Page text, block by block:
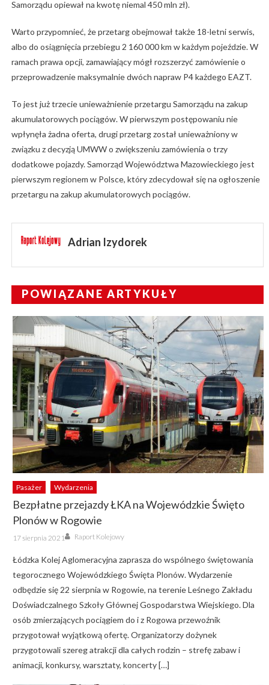
Samorządu opiewał na kwotę niemal 450 mln zł).
Warto przypomnieć, że przetarg obejmował także 18-letni serwis,
albo do osiągnięcia przebiegu 2 160 000 km w każdym pojeździe. W
ramach prawa opcji, zamawiający mógł rozszerzyć zamówienie o
przeprowadzenie maksymalnie dwóch napraw P4 każdego EAZT.
To jest już trzecie unieważnienie przetargu Samorządu na zakup
akumulatorowych pociągów. W pierwszym postępowaniu nie
wpłynęła żadna oferta, drugi przetarg został unieważniony w
związku z decyzją UMWW o zwiększeniu zamówienia o trzy
dodatkowe pojazdy. Samorząd Województwa Mazowieckiego jest
pierwszym regionem w Polsce, który zdecydował się na ogłoszenie
przetargu na zakup akumulatorowych pociągów.
Adrian Izydorek
POWIĄZANE ARTYKUŁY
Pasażer Wydarzenia
Bezpłatne przejazdy ŁKA na Wojewódzkie Święto
Plonów w Rogowie
Posted
on
17 sierpnia 2021 Author
Raport Kolejowy
Łódzka Kolej Aglomeracyjna zaprasza do wspólnego świętowania
tegorocznego Wojewódzkiego Święta Plonów. Wydarzenie
odbędzie się 22 sierpnia w Rogowie, na terenie Leśnego Zakładu
Doświadczalnego Szkoły Głównej Gospodarstwa Wiejskiego. Dla
osób zmierzających pociągiem do i z Rogowa przewoźnik
przygotował wyjątkową ofertę. Organizatorzy dożynek
przygotowali szereg atrakcji dla całych rodzin – strefę zabaw i
animacji, konkursy, warsztaty, koncerty […]